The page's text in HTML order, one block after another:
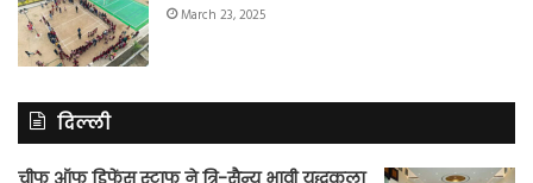
March 23, 2025
दिल्ली